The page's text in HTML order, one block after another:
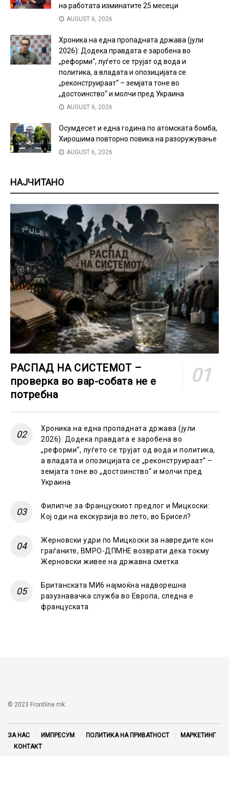
на работата изминатите 25 месеци
AUGUST 6, 2026
Хроника на една пропадната држава (јули
2026): Додека правдата е заробена во
„реформи“, луѓето се трујат од вода и
политика, а владата и опозицијата се
„реконструираат“ – земјата тоне во
„достоинство“ и молчи пред Украина
AUGUST 6, 2026
Осумдесет и една година по атомската бомба,
Хирошима повторно повика на разоружување
AUGUST 6, 2026
НАЈЧИТАНО
РАСПАД НА СИСТЕМОТ –
проверка во вар-собата не е
потребна
Хроника на една пропадната држава (јули
2026): Додека правдата е заробена во
„реформи“, луѓето се трујат од вода и политика,
а владата и опозицијата се „реконструираат“ –
земјата тоне во „достоинство“ и молчи пред
Украина
Филипче за Францускиот предлог и Мицкоски:
Кој оди на екскурзија во лето, во Брисел?
Жерновски удри по Мицкоски за навредите кон
граѓаните, ВМРО-ДПМНЕ возврати дека токму
Жерновски живее на државна сметка
Британската МИ6 најмоќна надворешна
разузнавачка служба во Европа, следна е
француската
© 2023 Frontline.mk
ЗА НАС ИМПРЕСУМ ПОЛИТИКА НА ПРИВАТНОСТ
МАРКЕТИНГ
КОНТАКТ